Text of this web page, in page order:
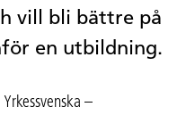
vill bli bättre på
en utbildning.
–